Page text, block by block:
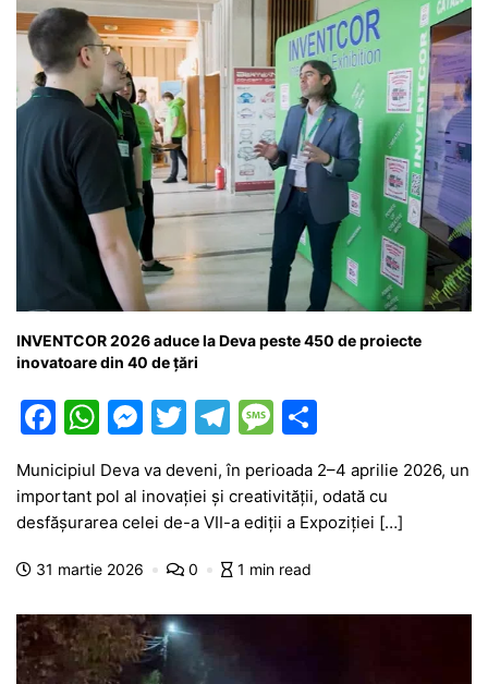
INVENTCOR 2026 aduce la Deva peste 450 de proiecte
inovatoare din 40 de țări
F
a
c
e
b
o
k
W
at
s
A
p
M
s
s
e
g
er
T
itt
er
T
e
gr
a
m
M
s
s
a
e
ta
je
ă
Municipiul Deva va deveni, în perioada 2–4 aprilie 2026, un
important pol al inovației și creativității, odată cu
desfășurarea celei de-a VII-a ediții a Expoziției […]
31 martie 2026 0 1 min read